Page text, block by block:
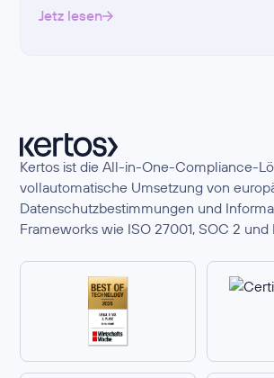
Jetz lesen
Kertos ist die All-in-One-Compliance-
vollautomatische Umsetzung von
Datenschutzbestimmungen und
Frameworks wie ISO 27001, SOC 2 und